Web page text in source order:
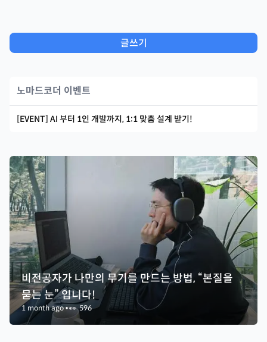
글쓰기
노마드코더 이벤트
[EVENT] AI 부터 1인 개발까지, 1:1 맞춤 설계 받기!
비전공자가 나만의 무기를 만드는 방법, “본질을
묻는 눈” 입니다!
1 month ago•👀596